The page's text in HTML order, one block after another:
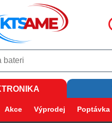
Akce Výprodej Poptávka